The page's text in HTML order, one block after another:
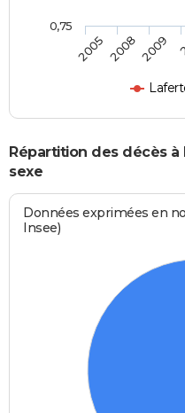
2005 20082009
0,75
Répartition des décès
sexe
Données exprimées en
Insee)